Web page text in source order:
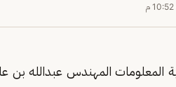
10:52 م
المعلومات المهندس عبدالله بن